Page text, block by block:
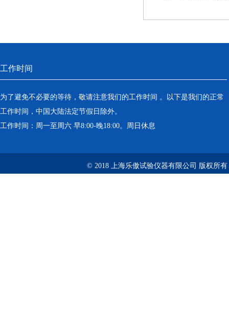
工作时间
为了避免不必要的等待，敬请注意我们的工作时间 。以下是我们的正常
工作时间，中国大陆法定节假日除外。
工作时间：周一至周六 早8:00-晚18:00。周日休息
© 2018 上海乐傲试验仪器有限公司 版权所